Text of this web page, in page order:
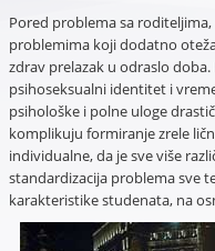
Pored problema sa
problemima koji dodatno
zdrav prelazak u odraslo
psihoseksualni identitet i
psihološke i polne uloge
komplikuju formiranje zrele
individualne, da je sve više
standardizacija problema sve
karakteristike studenata, na